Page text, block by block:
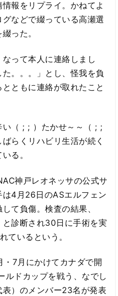
報をリプライ。かねてよ
などで綴っている高瀬選
った。
って本人に連絡しまし
。。。」とし、怪我を負
ともに連絡が取れたこと
（ ; ; ）たかせ～～（ ; ;
らくリハビリ生活が続く
る。
神戸レオネッサの公式サ
4月26日のASエルフェン
て負傷。検査の結果、
と診断され30日に手術を実
ているという。
7月にかけてカナダで開
ルドカップを戦う、なでし
）のメンバー23名が発表